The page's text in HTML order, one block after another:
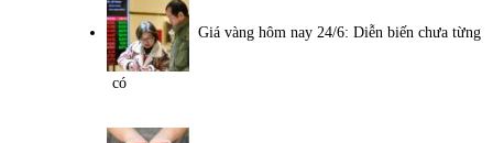
Giá vàng hôm nay 24/6: Diễn biến chưa từng
có